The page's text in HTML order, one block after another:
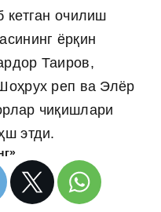
кетган очилиш
ёрқин
Таиров,
реп ва Элёр
чиқишлари
этди.